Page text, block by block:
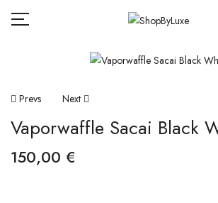
Navigation
De
L’article
Prevs Next
Vaporwaffle Sacai Black
150,00 €